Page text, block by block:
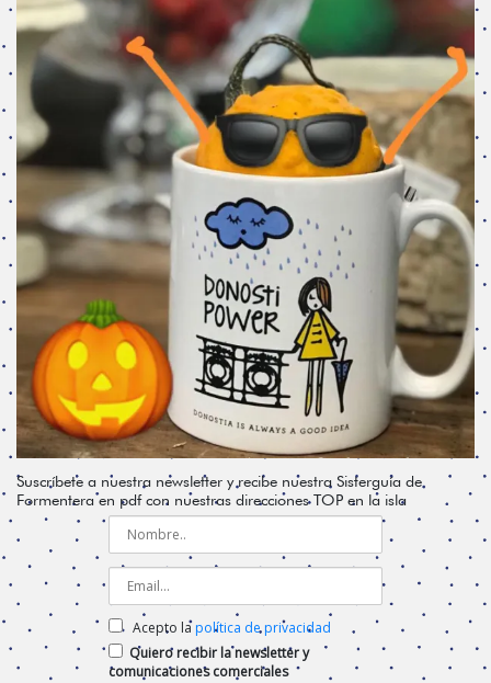
Suscríbete a nuestra newsletter y recibe nuestra Sisterguía de
Formentera en pdf con nuestras direcciones TOP en la isla
Acepto lapolítica de privacidad
Quiero recibir la newsletter y
comunicaciones comerciales